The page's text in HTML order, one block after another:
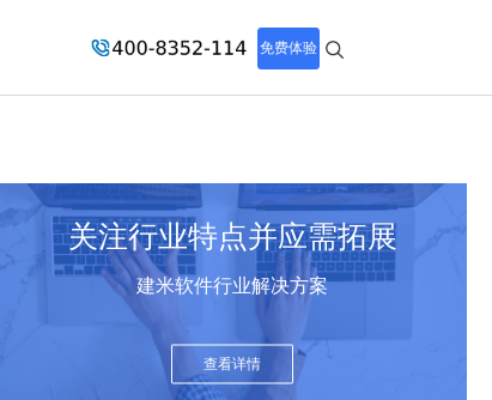
免费体验
关注行业特点并应需拓展
建米软件行业解决方案
查看详情